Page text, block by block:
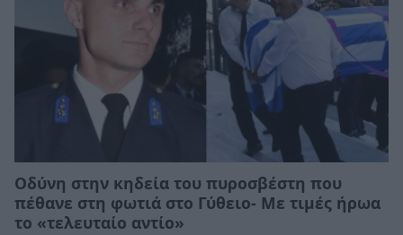
Οδύνη στην κηδεία του πυροσβέστη που
πέθανε στη φωτιά στο Γύθειο- Με τιμές ήρωα
το «τελευταίο αντίο»